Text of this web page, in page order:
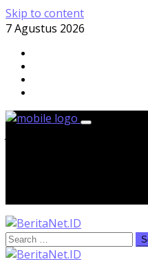
Skip to content
7 Agustus 2026